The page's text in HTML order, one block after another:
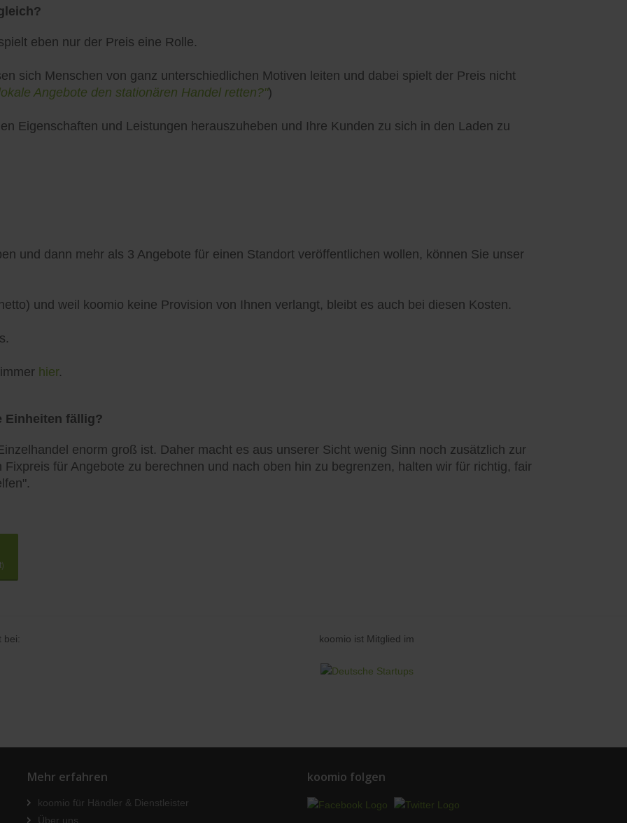
eben nur der Preis eine Rolle.
sich Menschen von ganz unterschiedlichen Motiven leiten und dabei spielt der Preis nicht
Angebote den stationären Handel retten?")
Eigenschaften und Leistungen herauszuheben und Ihre Kunden zu sich in den Laden zu
und dann mehr als 3 Angebote für einen Standort veröffentlichen wollen, können Sie unser
und weil koomio keine Provision von Ihnen verlangt, bleibt es auch bei diesen Kosten.
hier.
Einheiten fällig?
enorm groß ist. Daher macht es aus unserer Sicht wenig Sinn noch zusätzlich zur
für Angebote zu berechnen und nach oben hin zu begrenzen, halten wir für richtig, fair
bei: koomio ist Mitglied im
Mehr erfahren
koomio für Händler & Dienstleister
Über uns
koomio folgen